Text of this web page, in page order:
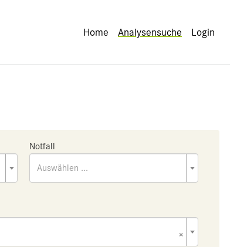
Home Analysensuche Login
Notfall
Auswählen ...
×